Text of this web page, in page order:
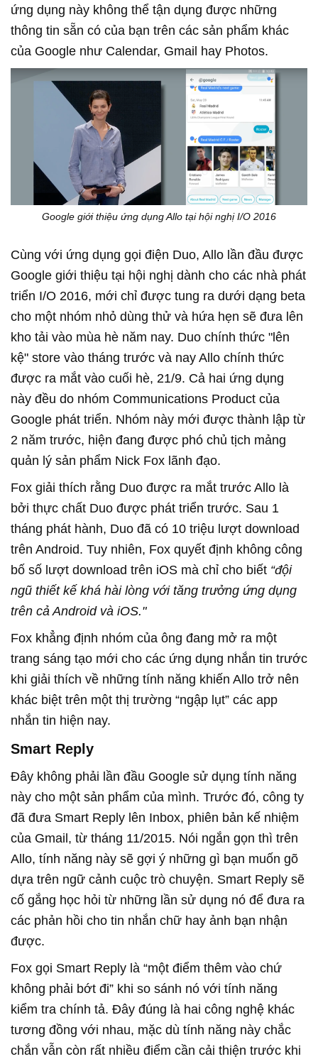
ứng dụng này không thể tận dụng được những
thông tin sẵn có của bạn trên các sản phẩm khác
của Google như Calendar, Gmail hay Photos.
Google giới thiệu ứng dụng Allo tại hội nghị I/O 2016
Cùng với ứng dụng gọi điện Duo, Allo lần đầu được
Google giới thiệu tại hội nghị dành cho các nhà phát
triển I/O 2016, mới chỉ được tung ra dưới dạng beta
cho một nhóm nhỏ dùng thử và hứa hẹn sẽ đưa lên
kho tải vào mùa hè năm nay. Duo chính thức "lên
kệ" store vào tháng trước và nay Allo chính thức
được ra mắt vào cuối hè, 21/9. Cả hai ứng dụng
này đều do nhóm Communications Product của
Google phát triển. Nhóm này mới được thành lập từ
2 năm trước, hiện đang được phó chủ tịch mảng
quản lý sản phẩm Nick Fox lãnh đạo.
Fox giải thích rằng Duo được ra mắt trước Allo là
bởi thực chất Duo được phát triển trước. Sau 1
tháng phát hành, Duo đã có 10 triệu lượt download
trên Android. Tuy nhiên, Fox quyết định không công
bố số lượt download trên iOS mà chỉ cho biết “đội
ngũ thiết kế khá hài lòng với tăng trưởng ứng dụng
trên cả Android và iOS."
Fox khẳng định nhóm của ông đang mở ra một
trang sáng tạo mới cho các ứng dụng nhắn tin trước
khi giải thích về những tính năng khiến Allo trở nên
khác biệt trên một thị trường “ngập lụt” các app
nhắn tin hiện nay.
Smart Reply
Đây không phải lần đầu Google sử dụng tính năng
này cho một sản phẩm của mình. Trước đó, công ty
đã đưa Smart Reply lên Inbox, phiên bản kế nhiệm
của Gmail, từ tháng 11/2015. Nói ngắn gọn thì trên
Allo, tính năng này sẽ gợi ý những gì bạn muốn gõ
dựa trên ngữ cảnh cuộc trò chuyện. Smart Reply sẽ
cố gắng học hỏi từ những lần sử dụng nó để đưa ra
các phản hồi cho tin nhắn chữ hay ảnh bạn nhận
được.
Fox gọi Smart Reply là “một điểm thêm vào chứ
không phải bớt đi” khi so sánh nó với tính năng
kiểm tra chính tả. Đây đúng là hai công nghệ khác
tương đồng với nhau, mặc dù tính năng này chắc
chắn vẫn còn rất nhiều điểm cần cải thiện trước khi